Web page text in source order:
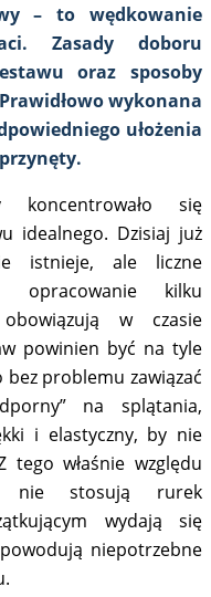
– to wędkowanie
Zasady doboru
oraz sposoby
wykonana
ułożenia
się
idealnego. Dzisiaj już
istnieje, ale liczne
opracowanie kilku
w czasie
powinien być na tyle
bez problemu zawiązać
na splątania,
i elastyczny, by nie
tego właśnie względu
nie stosują rurek
wydają się
niepotrzebne